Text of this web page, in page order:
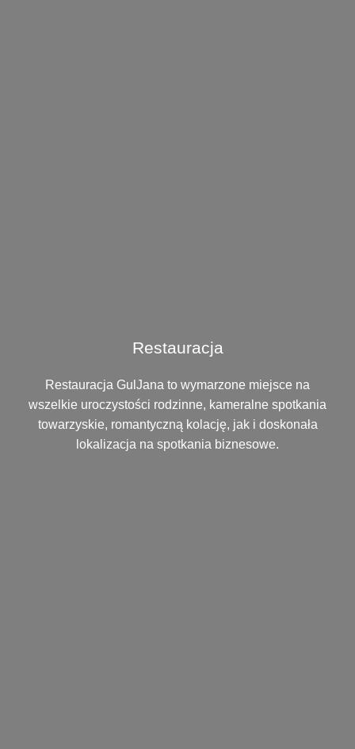
Restauracja
Restauracja GulJana to wymarzone miejsce na
wszelkie uroczystości rodzinne, kameralne spotkania
towarzyskie, romantyczną kolację, jak i doskonała
lokalizacja na spotkania biznesowe.